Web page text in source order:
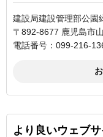
建設局建設管理部公園
〒892-8677 鹿児島市
電話番号：099-216-
より良いウェブ